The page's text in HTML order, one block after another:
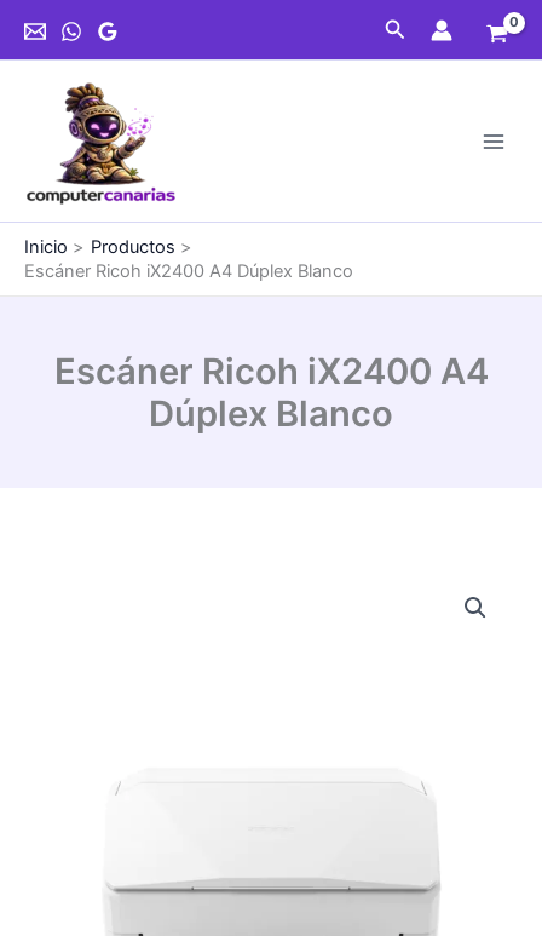
Buscar
Inicio
Productos
Escáner Ricoh iX2400 A4 Dúplex Blanco
Escáner Ricoh iX2400 A4
Dúplex Blanco
A4
Dúplex
cantidad